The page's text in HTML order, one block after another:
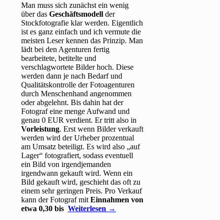
Man muss sich zunächst ein wenig
über dasGeschäftsmodell der
Stockfotografie klar werden. Eigentlich
ist es ganz einfach und ich vermute die
meisten Leser kennen das Prinzip. Man
lädt bei den Agenturen fertig
bearbeitete, betitelte und
verschlagwortete Bilder hoch. Diese
werden dann je nach Bedarf und
Qualitätskontrolle der Fotoagenturen
durch Menschenhand angenommen
oder abgelehnt. Bis dahin hat der
Fotograf eine menge Aufwand und
genau 0 EUR verdient. Er tritt also in
Vorleistung. Erst wenn Bilder verkauft
werden wird der Urheber prozentual
am Umsatz beteiligt. Es wird also „auf
Lager“ fotografiert, sodass eventuell
ein Bild von irgendjemanden
irgendwann gekauft wird. Wenn ein
Bild gekauft wird, geschieht das oft zu
einem sehr geringen Preis. Pro Verkauf
kann der Fotograf mitEinnahmen von
etwa 0,30 bisWeiterlesen →